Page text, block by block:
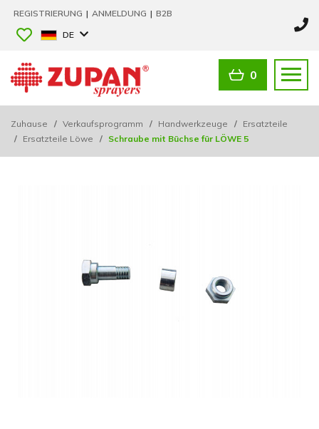
REGISTRIERUNG | ANMELDUNG | B2B
DE
0
Zuhause / Verkaufsprogramm / Handwerkzeuge / Ersatzteile
/ Ersatzteile Löwe / Schraube mit Büchse für LÖWE 5